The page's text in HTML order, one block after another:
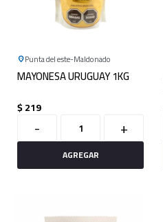
Punta del este Maldonado
MAYONESA URUGUAY 1KG
$219
- +